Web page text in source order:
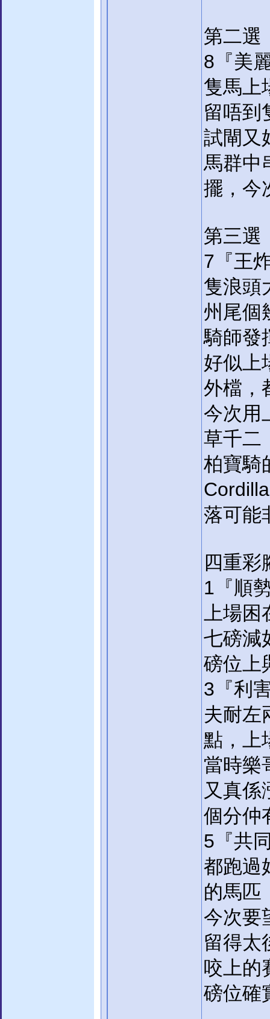
第二選
8『美
隻馬上
留唔到
試閘又
馬群中
擺，今
第三選
7『王
隻浪頭
州尾個
騎師發
好似上
外檔，
今次用
草千二
柏寶騎
落可能
四重彩
1『順
上場
七磅減
磅位上
3『利
夫耐左
點，上
當時樂
又真係
個分仲
5『共
都跑過
的馬匹
今次要
留得太
咬上的
磅位確